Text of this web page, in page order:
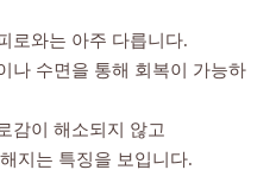
로와는 아주 다릅니다.
나 수면을 통해 회복이 가능하
감이 해소되지 않고
지는 특징을 보입니다.